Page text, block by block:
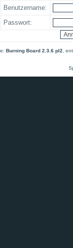
Benutzername:
Passwort:
Burning Board 2.3.6 pl2 ,